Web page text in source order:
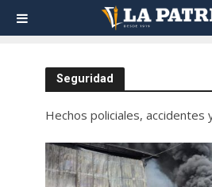
Seguridad
Hechos policiales, accidentes